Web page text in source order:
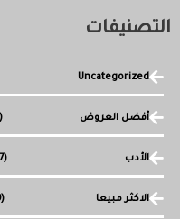
التصنيفات
Uncategorized
أفضل العروض (15)
الأدب (157)
الاكثر مبيعا (99)